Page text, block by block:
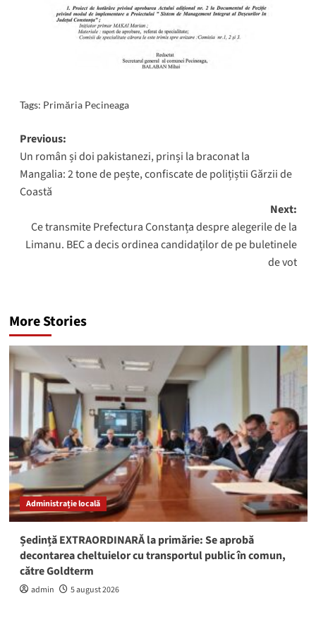
Tags: Primăria Pecineaga
Post
navigation
Previous:
Un român și doi pakistanezi, prinși la braconat la
Mangalia: 2 tone de pește, confiscate de polițiștii Gărzii de
Coastă
Next:
Ce transmite Prefectura Constanța despre alegerile de la
Limanu. BEC a decis ordinea candidaților de pe buletinele
de vot
More Stories
Administrație locală
Ședință EXTRAORDINARĂ la primărie: Se aprobă
decontarea cheltuielor cu transportul public în comun,
către Goldterm
admin 5 august 2026